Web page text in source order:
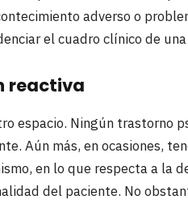
adverso o
el cuadro clínico de
reactiva
espacio. Ningún trastorno
Aún más, en ocasiones,
en lo que respecta a la
del paciente. No